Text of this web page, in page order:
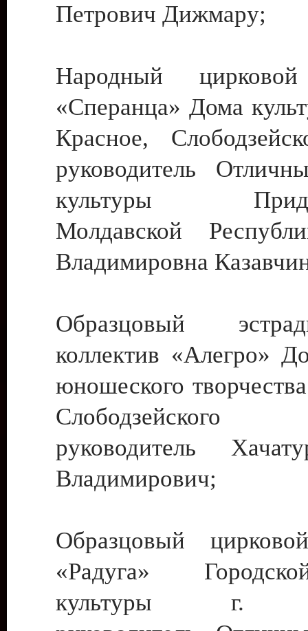
Петрович Дижмару;
Народный цирковой
«Сперанца» Дома
Красное,
руководитель
культуры
Молдавской
Владимировна
Образцовый
коллектив «Алегро»
юношеского
руководитель
Владимирович;
Образцовый
«Радуга»
культуры г.